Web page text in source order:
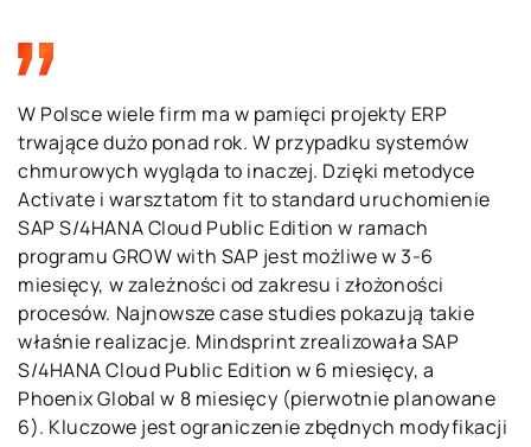
W Polsce wiele firm ma w pamięci projekty ERP
trwające dużo ponad rok. W przypadku systemów
chmurowych wygląda to inaczej. Dzięki metodyce
Activate i warsztatom fit to standard uruchomienie
SAP S/4HANA Cloud Public Edition w ramach
programu GROW with SAP jest możliwe w 3-6
miesięcy, w zależności od zakresu i złożoności
procesów. Najnowsze case studies pokazują takie
właśnie realizacje. Mindsprint zrealizowała SAP
S/4HANA Cloud Public Edition w 6 miesięcy, a
Phoenix Global w 8 miesięcy (pierwotnie planowane
6). Kluczowe jest ograniczenie zbędnych modyfikacji